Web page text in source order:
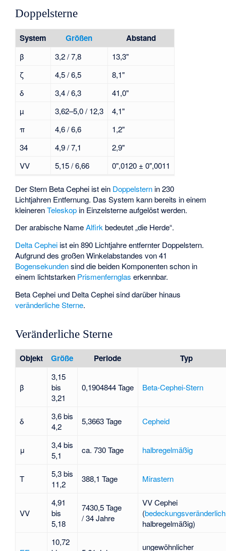
Doppelsterne
System Größen Abstand
β 3,2 / 7,8
13,3"
ζ
4,5 / 6,5
8,1"
δ
3,4 / 6,3
41,0"
µ
3,62–5,0 / 12,3
4,1"
π
4,6 / 6,6
1,2"
34
4,9 / 7,1
2,9"
VV
5,15 / 6,66 0",0120 ± 0",0011
Der Stern Beta Cephei ist ein Doppelstern in 230
Lichtjahren Entfernung. Das System kann bereits in einem
kleinerenTeleskop in Einzelsterne aufgelöst werden.
Der arabische NameAlfirkbedeutet „die Herde“.
Delta Cephei ist ein 890 Lichtjahre entfernter Doppelstern.
Aufgrund des großen Winkelabstandes von 41
Bogensekundensind die beiden Komponenten schon in
einem lichtstarken Prismenfernglas erkennbar.
Beta Cephei und Delta Cephei sind darüber hinaus
veränderliche Sterne.
Veränderliche Sterne
Objekt Größe Periode Typ
β
3,15
bis
3,21
0,1904844 Tage Beta-Cephei-Stern
δ
3,6 bis
4,2
5,3663 Tage Cepheid
μ
3,4 bis
5,1
ca. 730 Tage halbregelmäßig
T
5,3 bis
11,2
388,1 Tage Mirastern
VV
4,91
bis
5,18
7430,5 Tage
/ 34 Jahre
VV Cephei
(bedeckungsveränderlich
halbregelmäßig)
10,72
ungewöhnlicher